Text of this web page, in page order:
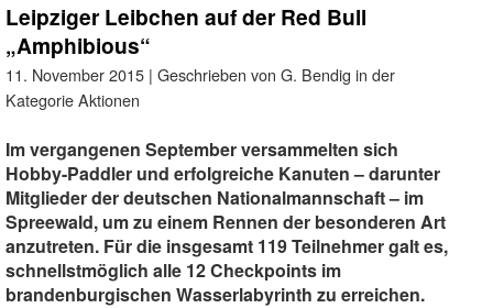
Leipziger Leibchen auf der Red Bull
„Amphibious“
11. November 2015 | Geschrieben von G. Bendig in der
Kategorie Aktionen
Im vergangenen September versammelten sich
Hobby-Paddler und erfolgreiche Kanuten – darunter
Mitglieder der deutschen Nationalmannschaft – im
Spreewald, um zu einem Rennen der besonderen Art
anzutreten. Für die insgesamt 119 Teilnehmer galt es,
schnellstmöglich alle 12 Checkpoints im
brandenburgischen Wasserlabyrinth zu erreichen.